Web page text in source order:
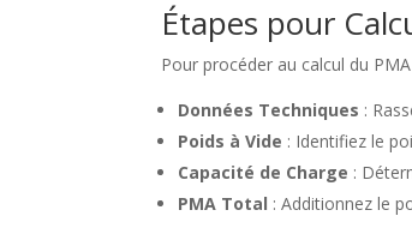
Étapes pour
Pour procéder au calcul du
Données Techniques :
Poids à Vide : Identifiez le
Capacité de Charge :
PMA Total : Additionnez le